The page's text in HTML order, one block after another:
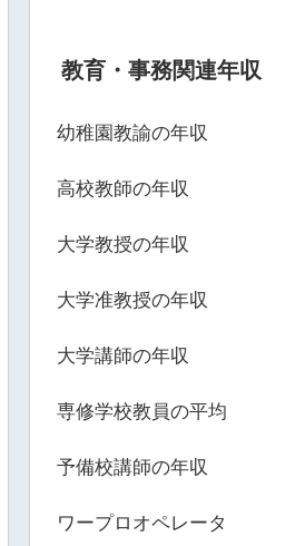
教育・事務関連年収
幼稚園教諭の年収
高校教師の年収
大学教授の年収
大学准教授の年収
大学講師の年収
専修学校教員の平均
予備校講師の年収
ワープロオペレータ